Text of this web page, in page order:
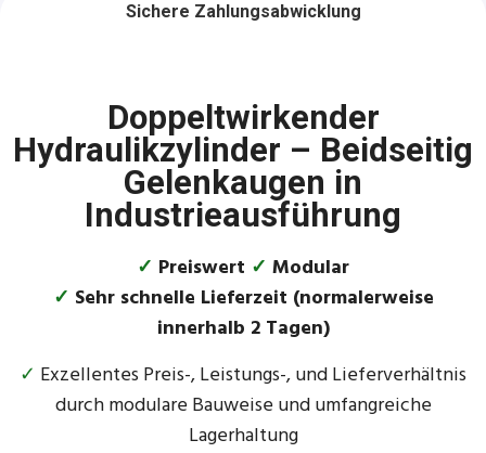
Sichere Zahlungsabwicklung
Doppeltwirkender
Hydraulikzylinder – Beidseitig
Gelenkaugen in
Industrieausführung
✓ Preiswert ✓ Modular
✓ Sehr schnelle Lieferzeit (normalerweise
innerhalb 2 Tagen)
✓ Exzellentes Preis-, Leistungs-, und Lieferverhältnis
durch modulare Bauweise und umfangreiche
Lagerhaltung